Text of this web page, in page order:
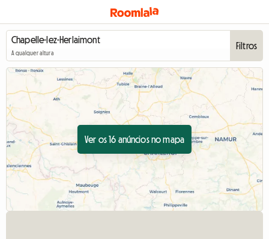
A qualquer altura
Filtros
Ver os 16 anúncios no mapa